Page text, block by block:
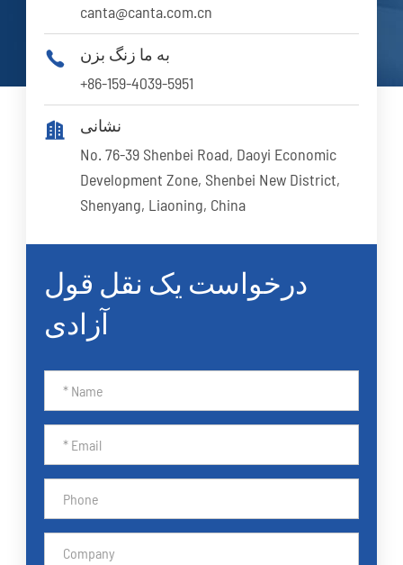
canta@canta.com.cn

به ما زنگ بزن
+86-159-4039-5951

نشانی
No. 76-39 Shenbei Road, Daoyi Economic
Development Zone, Shenbei New District,
Shenyang, Liaoning, China
درخواست یک نقل قول
آزادی